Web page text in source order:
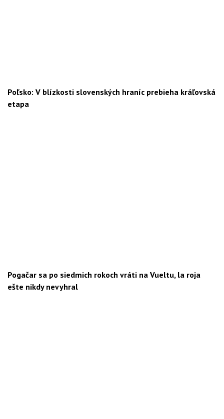
Poľsko: V blízkosti slovenských hraníc prebieha kráľovská
etapa
Pogačar sa po siedmich rokoch vráti na Vueltu, la roja
ešte nikdy nevyhral